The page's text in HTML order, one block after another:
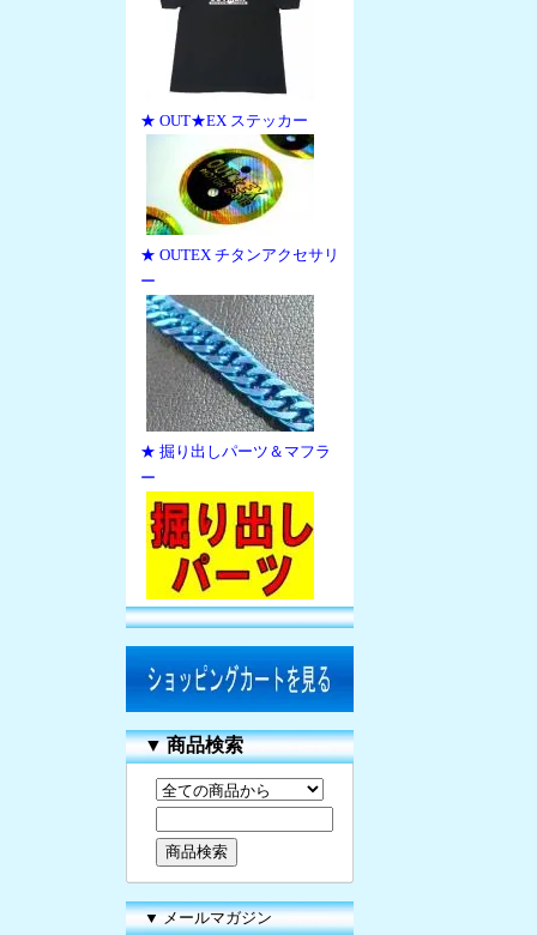
★ OUT★EX ステッカー
★ OUTEX チタンアクセサリ
ー
★ 掘り出しパーツ＆マフラ
ー
▼商品検索
▼ メールマガジン